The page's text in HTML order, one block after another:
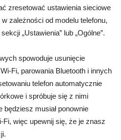
zresetować ustawienia sieciowe
zależności od modelu telefonu,
„Ustawienia” lub „Ogólne”.
spowoduje usunięcie
Fi, parowania Bluetooth i innych
telefon automatycznie
i spróbuje się z nimi
będziesz musiał ponownie
Fi, więc upewnij się, że je znasz